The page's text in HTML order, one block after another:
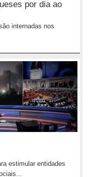
por dia ao
internadas nos
estimular entidades